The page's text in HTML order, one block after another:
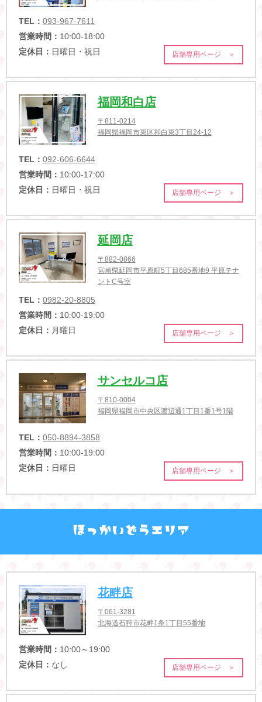
TEL： 093-967-7611
営業時間： 10:00-18:00
定休日： 日曜日・祝日 店舗専用ページ ＞
福岡和白店
〒811-0214
福岡県福岡市東区和白東3丁目24-12
TEL： 092-606-6644
営業時間： 10:00-17:00
定休日： 日曜日・祝日 店舗専用ページ ＞
延岡店
〒882-0866
宮崎県延岡市平原町5丁目685番地9 平原テナ
ントC号室
TEL： 0982-20-8805
営業時間： 10:00-19:00
定休日： 月曜日 店舗専用ページ ＞
サンセルコ店
〒810-0004
福岡県福岡市中央区渡辺通1丁目1番1号1階
TEL： 050-8894-3858
営業時間： 10:00-19:00
定休日： 日曜日 店舗専用ページ ＞
花畔店
〒061-3281
北海道石狩市花畔1条1丁目55番地
営業時間： 10:00～19:00
定休日： なし 店舗専用ページ ＞